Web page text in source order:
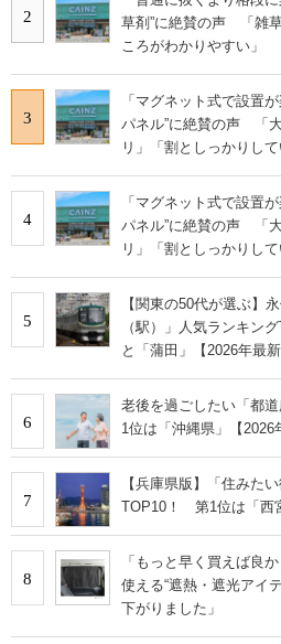
2
草剤”に絶賛の声 「雑
ころがわかりやすい」
3
「マグネット式で設置
パネル”に絶賛の声 「
リ」「割としっかりして
4
「マグネット式で設置
パネル”に絶賛の声 「
リ」「割としっかりして
5
【関東の50代が選ぶ】
（駅）」人気ランキン
と「蒲田」【2026年最新
6
老後を過ごしたい「都
1位は「沖縄県」【2026
7
【兵庫県版】「住みた
TOP10！ 第1位は「西
8
「もっと早く買えば良
使える“遮熱・遮光アイ
下がりました」